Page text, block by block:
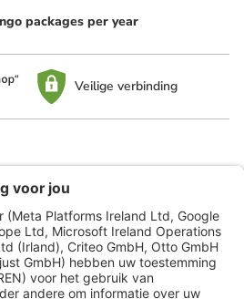
packages per year
Veilige verbinding